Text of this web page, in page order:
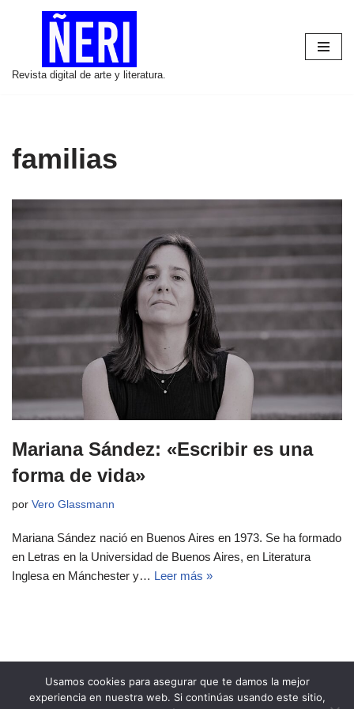
contenido
Revista digital de arte y literatura.
familias
Mariana Sández: «Escribir es una
forma de vida»
por Vero Glassmann
Mariana Sández nació en Buenos Aires en 1973. Se ha formado
en Letras en la Universidad de Buenos Aires, en Literatura
Inglesa en Mánchester y… Leer más »
Usamos cookies para asegurar que te damos la mejor
experiencia en nuestra web. Si continúas usando este sitio,